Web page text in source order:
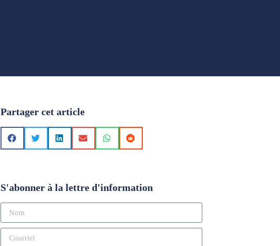
Partager cet article
S'abonner à la lettre d'information